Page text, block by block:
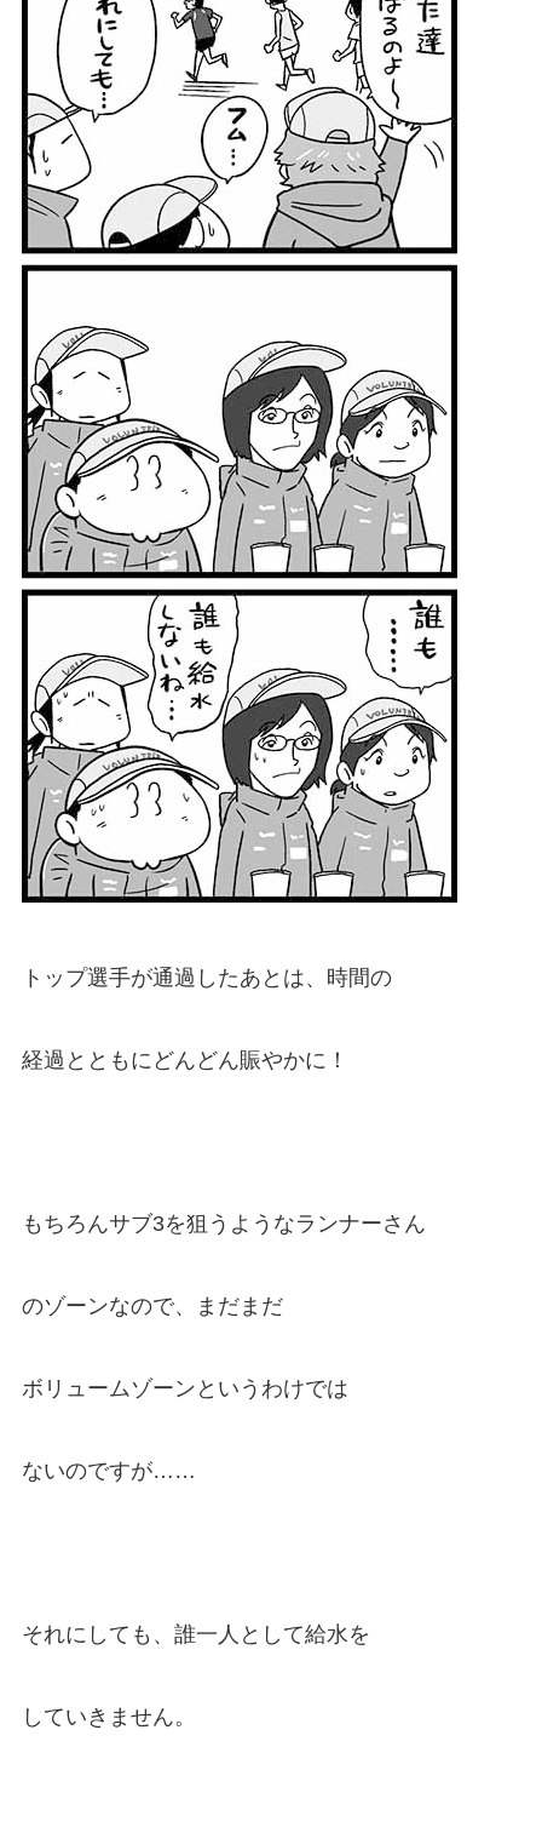
トップ選手が通過したあとは、時間の
経過とともにどんどん賑やかに！
もちろんサブ3を狙うようなランナーさん
のゾーンなので、まだまだ
ボリュームゾーンというわけでは
ないのですが……
それにしても、誰一人として給水を
していきません。